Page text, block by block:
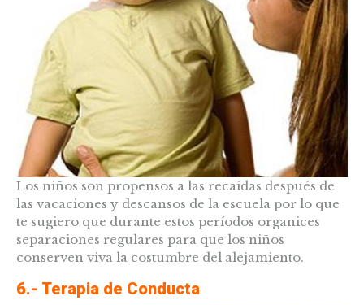
Los niños son propensos a las recaídas después de
las vacaciones y descansos de la escuela por lo que
te sugiero que durante estos períodos organices
separaciones regulares para que los niños
conserven viva la costumbre del alejamiento.
6.- Terapia de Conducta